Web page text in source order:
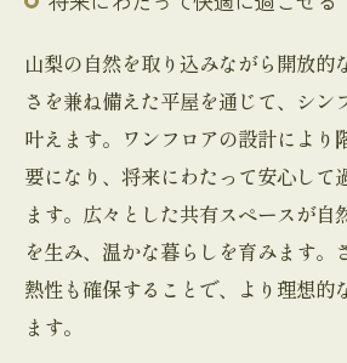
山梨の自然を取り込みながら開放的
さを兼ね備えた平屋を通じて、シン
叶えます。ワンフロアの設計により
要になり、将来にわたって安心して
ます。広々とした共有スペースが自
を生み、温かな暮らしを育みます。
熱性も確保することで、より理想的
ます。